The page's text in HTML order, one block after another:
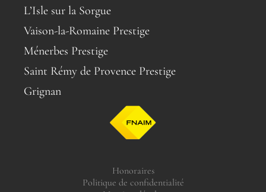
L’Isle sur la Sorgue
Vaison-la-Romaine Prestige
Ménerbes Prestige
Saint Rémy de Provence Prestige
Grignan
Honoraires
Politique de confidentialité